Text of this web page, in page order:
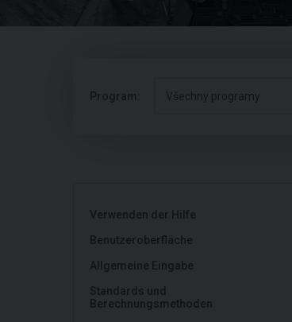
Program: Všechny programy
Verwenden der Hilfe
Benutzeroberfläche
Allgemeine Eingabe
Standards und
Berechnungsmethoden